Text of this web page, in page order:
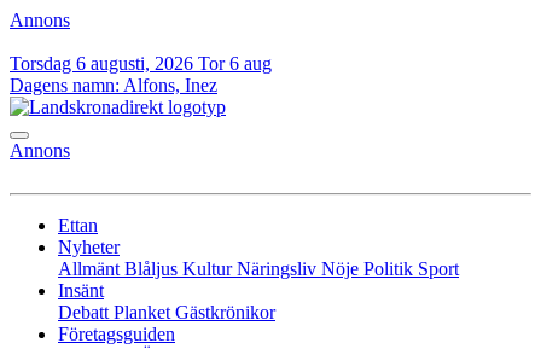
Annons
Torsdag 6 augusti, 2026 Tor 6 aug
Dagens namn: Alfons, Inez
Annons
Ettan
Nyheter
Allmänt Blåljus KulturNäringsliv Nöje Politik Sport
Insänt
Debatt Planket Gästkrönikor
Företagsguiden